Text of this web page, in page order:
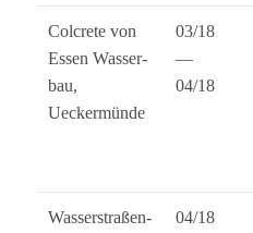
Col­crete von
Essen Was­ser­
bau,
Ueckermünde
03/18
—
04/18
Was­ser­stra­ßen-
04/18